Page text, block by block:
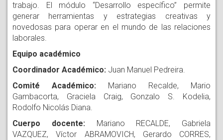
trabajo. El módulo “Desarrollo específico” permite
generar herramientas y estrategias creativas y
novedosas para operar en el mundo de las relaciones
laborales.
Equipo académico
Coordinador Académico: Juan Manuel Pedreira.
Comité Académico: Mariano Recalde, Mario
Gambacorta, Graciela Craig, Gonzalo S. Kodelia,
Rodolfo Nicolás Diana.
Cuerpo docente: Mariano RECALDE, Gabriela
VAZQUEZ, Víctor ABRAMOVICH, Gerardo CORRES,